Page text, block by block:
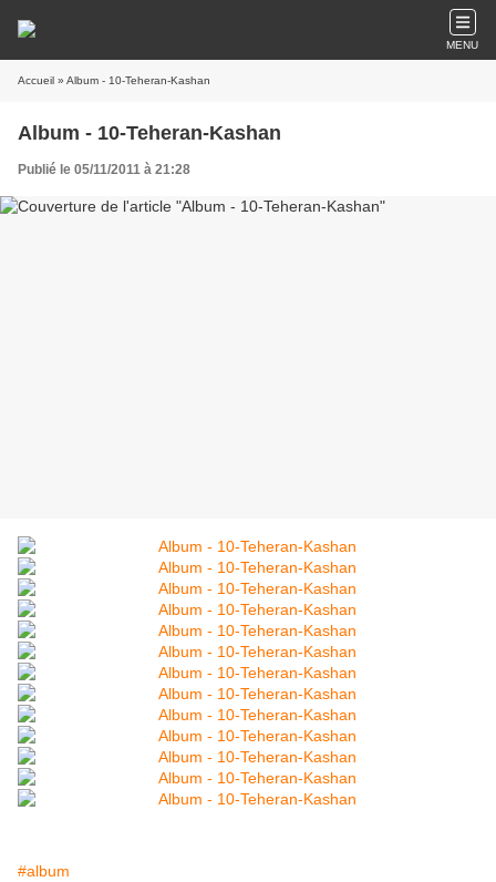
MENU
Accueil » Album - 10-Teheran-Kashan
Album - 10-Teheran-Kashan
Publié le 05/11/2011 à 21:28
#album